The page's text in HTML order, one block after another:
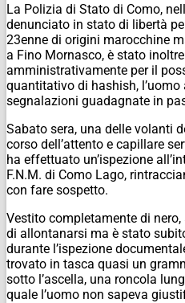
La Polizia di Stato di Como,
denunciato in stato di libertà
23enne di origini marocchine
a Fino Mornasco, è stato
amministrativamente per il
quantitativo di hashish,
segnalazioni guadagnate in
Sabato sera, una delle volanti
corso dell’attento e capillare
ha effettuato un’ispezione
F.N.M. di Como Lago,
con fare sospetto.
Vestito completamente di
di allontanarsi ma è stato
durante l’ispezione
trovato in tasca quasi un
sotto l’ascella, una roncola
quale l’uomo non sapeva